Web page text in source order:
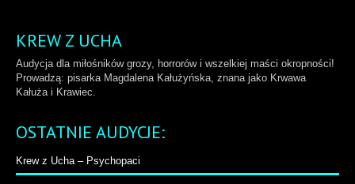
KREW Z UCHA
Audycja dla miłośników grozy, horrorów i wszelkiej maści okropności!
Prowadzą: pisarka Magdalena Kałużyńska, znana jako Krwawa
Kałuża i Krawiec.
OSTATNIE AUDYCJE:
Krew z Ucha – Psychopaci